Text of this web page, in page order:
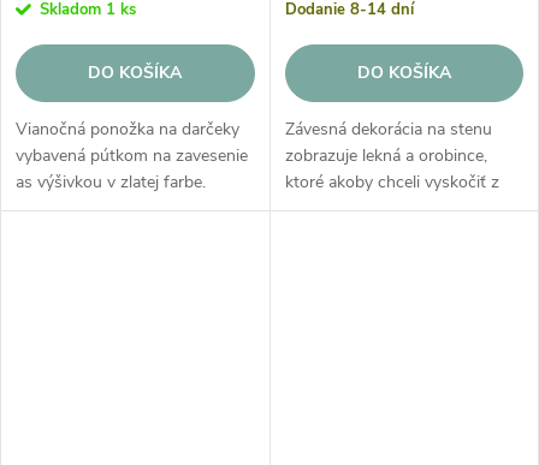
Skladom 1 ks
DO KOŠÍKA
Vianočná ponožka na darčeky
vybavená pútkom na zavesenie
as výšivkou v zlatej farbe.
Krásna vianočná dekorácia aj
Dodanie 8-14 dní
DO KOŠÍKA
Závesná dekorácia na stenu
zobrazuje lekná a orobince,
ktoré akoby chceli vyskočiť z
plátna. Skombinujte ho s